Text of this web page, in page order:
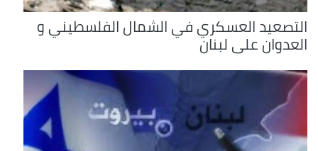
التصعيد العسكري في الشمال الفلسطيني و
العدوان على لبنان